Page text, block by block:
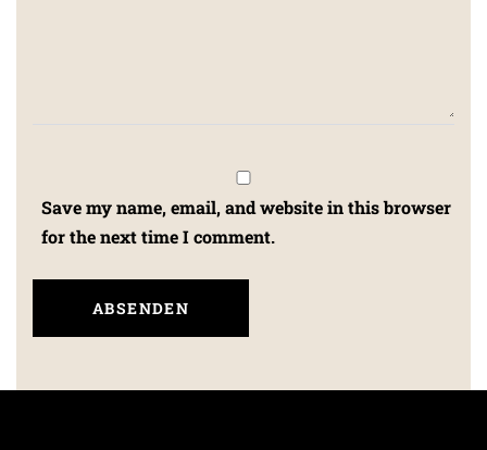
Save my name, email, and website in this browser
for the next time I comment.